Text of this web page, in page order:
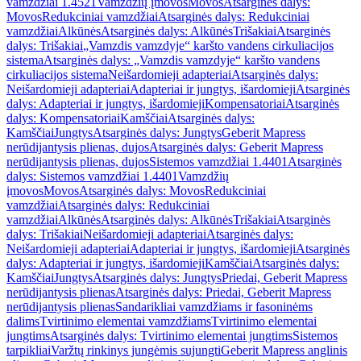
MovosRedukciniai vamzdžiaiAtsarginės dalys: Redukciniai
vamzdžiaiAlkūnėsAtsarginės dalys: AlkūnėsTrišakiaiAtsarginės
dalys: Trišakiai„Vamzdis vamzdyje“ karšto vandens cirkuliacijos
sistemaAtsarginės dalys: „Vamzdis vamzdyje“ karšto vandens
cirkuliacijos sistemaNeišardomieji adapteriaiAtsarginės dalys:
Neišardomieji adapteriaiAdapteriai ir jungtys, išardomiejiAtsarginės
dalys: Adapteriai ir jungtys, išardomiejiKompensatoriaiAtsarginės
dalys: KompensatoriaiKamščiaiAtsarginės dalys:
KamščiaiJungtysAtsarginės dalys: JungtysGeberit Mapress
nerūdijantysis plienas, dujosAtsarginės dalys: Geberit Mapress
nerūdijantysis plienas, dujosSistemos vamzdžiai 1.4401 Atsarginės
dalys: Sistemos vamzdžiai 1.4401Vamzdžių
įmovosMovosAtsarginės dalys: MovosRedukciniai
vamzdžiaiAtsarginės dalys: Redukciniai
vamzdžiaiAlkūnėsAtsarginės dalys: AlkūnėsTrišakiaiAtsarginės
dalys: TrišakiaiNeišardomieji adapteriaiAtsarginės dalys:
Neišardomieji adapteriaiAdapteriai ir jungtys, išardomiejiAtsarginės
dalys: Adapteriai ir jungtys, išardomiejiKamščiaiAtsarginės dalys:
KamščiaiJungtysAtsarginės dalys: JungtysPriedai, Geberit Mapress
nerūdijantysis plienasAtsarginės dalys: Priedai, Geberit Mapress
nerūdijantysis plienasSandarikliai vamzdžiams ir fasoninėms
dalimsTvirtinimo elementai vamzdžiamsTvirtinimo elementai
jungtimsAtsarginės dalys: Tvirtinimo elementai jungtimsSistemos
tarpikliaiVaržtų rinkinys jungėmis sujungtiGeberit Mapress anglinis